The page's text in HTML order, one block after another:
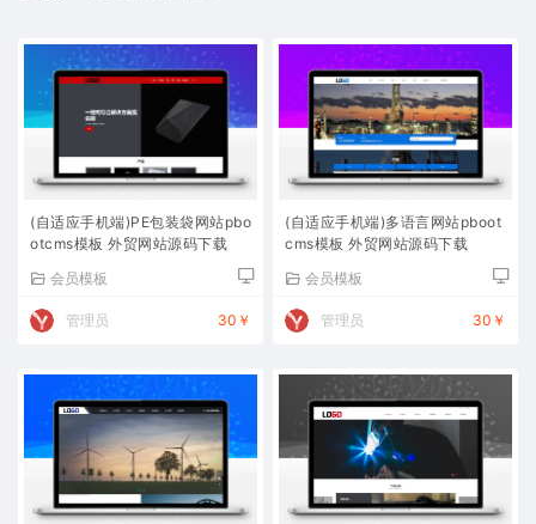
(自适应手机端)PE包装袋网站pbo
otcms模板 外贸网站源码下载
会员模板
管理员 30￥
(自适应手机端)多语言网站pboot
cms模板 外贸网站源码下载
会员模板
管理员 30￥